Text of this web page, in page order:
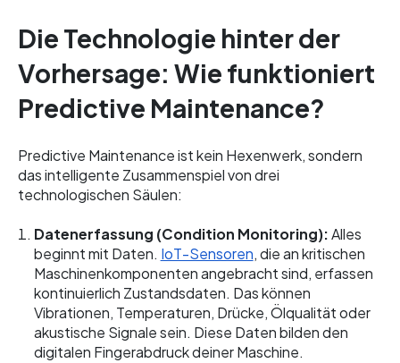
Die Technologie hinter der
Vorhersage: Wie funktioniert
Predictive Maintenance?
Predictive Maintenance ist kein Hexenwerk, sondern
das intelligente Zusammenspiel von drei
technologischen Säulen:
Datenerfassung (Condition Monitoring):Alles
beginnt mit Daten. IoT-Sensoren, die an kritischen
Maschinenkomponenten angebracht sind, erfassen
kontinuierlich Zustandsdaten. Das können
Vibrationen, Temperaturen, Drücke, Ölqualität oder
akustische Signale sein. Diese Daten bilden den
digitalen Fingerabdruck deiner Maschine.